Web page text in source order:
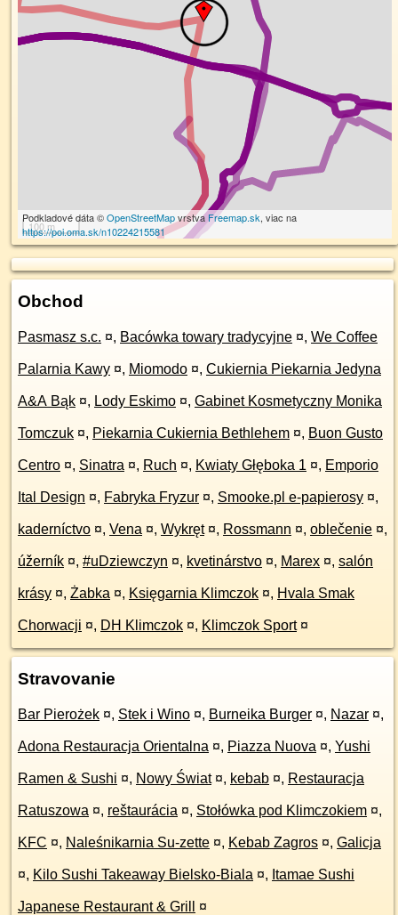
100 m
Podkladové dáta ©OpenStreetMapvrstvaFreemap.sk, viac na
https://poi.oma.sk/n10224215581
Obchod
Pasmasz s.c. ¤, Bacówka towary tradycyjne ¤, We Coffee
Palarnia Kawy ¤, Miomodo ¤, Cukiernia Piekarnia Jedyna
A&A Bąk ¤, Lody Eskimo ¤, Gabinet Kosmetyczny Monika
Tomczuk ¤, Piekarnia Cukiernia Bethlehem ¤, Buon Gusto
Centro ¤, Sinatra ¤, Ruch ¤, Kwiaty Głęboka 1 ¤, Emporio
Ital Design ¤, Fabryka Fryzur ¤, Smooke.pl e-papierosy ¤,
kaderníctvo ¤, Vena ¤, Wykręt ¤, Rossmann ¤, oblečenie ¤,
úžerník ¤, #uDziewczyn ¤, kvetinárstvo ¤, Marex ¤, salón
krásy ¤, Żabka ¤, Księgarnia Klimczok ¤, Hvala Smak
Chorwacji ¤, DH Klimczok ¤, Klimczok Sport ¤
Stravovanie
Bar Pierożek ¤, Stek i Wino ¤, Burneika Burger ¤, Nazar ¤,
Adona Restauracja Orientalna ¤, Piazza Nuova ¤, Yushi
Ramen & Sushi ¤, Nowy Świat ¤, kebab ¤, Restauracja
Ratuszowa ¤, reštaurácia ¤, Stołówka pod Klimczokiem ¤,
KFC ¤, Naleśnikarnia Su-zette ¤, Kebab Zagros ¤, Galicja
¤, Kilo Sushi Takeaway Bielsko-Biala ¤, Itamae Sushi
Japanese Restaurant & Grill ¤